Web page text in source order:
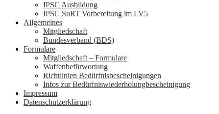
IPSC Ausbildung
IPSC SuRT Vorbereitung im LV5
Allgemeines
Mitgliedschaft
Bundesverband (BDS)
Formulare
Mitgliedschaft – Formulare
Waffenbefürwortung
Richtlinien Bedürfnisbescheinigungen
Infos zur Bedürfniswiederholungbescheinigung
Impressum
Datenschutzerklärung